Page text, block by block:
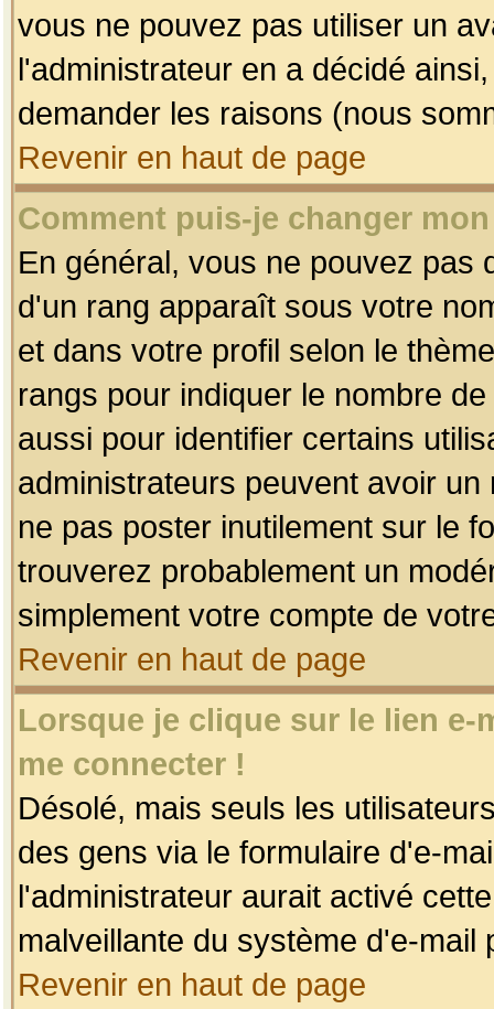
vous ne pouvez pas utiliser un
l'administrateur en a décidé
demander les raisons (nous
Revenir en haut de page
Comment puis-je changer
En général, vous ne pouvez pas
d'un rang apparaît sous votre
et dans votre profil selon le
rangs pour indiquer le nombre
aussi pour identifier certains
administrateurs peuvent avoir
ne pas poster inutilement sur le
trouverez probablement un
simplement votre compte de
Revenir en haut de page
Lorsque je clique sur le lien
me connecter !
Désolé, mais seuls les
des gens via le formulaire d'e-
l'administrateur aurait activé
malveillante du système d'e-
Revenir en haut de page